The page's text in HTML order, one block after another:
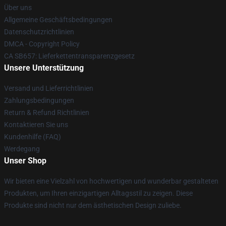
Über uns
Allgemeine Geschäftsbedingungen
Datenschutzrichtlinien
DMCA - Copyright Policy
CA SB657: Lieferkettentransparenzgesetz
Unsere Unterstützung
Versand und Lieferrichtlinien
Zahlungsbedingungen
Return & Refund Richtlinien
Kontaktieren Sie uns
Kundenhilfe (FAQ)
Werdegang
Unser Shop
Wir bieten eine Vielzahl von hochwertigen und wunderbar gestalteten
Produkten, um Ihren einzigartigen Alltagsstil zu zeigen. Diese
Produkte sind nicht nur dem ästhetischen Design zuliebe.